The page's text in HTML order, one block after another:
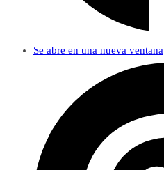
Se abre en una nueva ventana